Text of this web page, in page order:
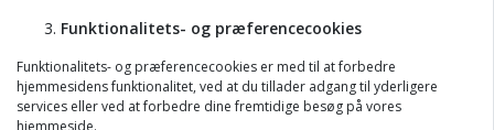
Funktionalitets- og præferencecookies
Funktionalitets- og præferencecookies er med til at forbedre
hjemmesidens funktionalitet, ved at du tillader adgang til yderligere
services eller ved at forbedre dine fremtidige besøg på vores
hjemmeside.